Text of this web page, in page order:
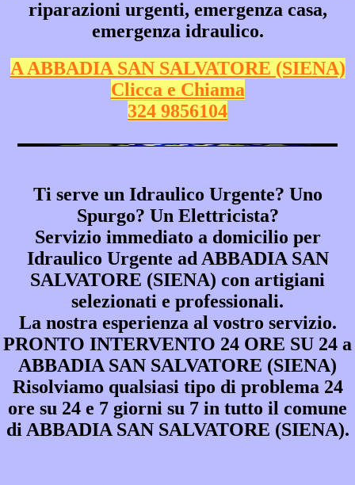
riparazioni urgenti, emergenza casa,
emergenza idraulico.
A ABBADIA SAN SALVATORE (SIENA)
Clicca e Chiama
324 9856104
Ti serve un Idraulico Urgente? Uno
Spurgo? Un Elettricista?
Servizio immediato a domicilio per
Idraulico Urgente ad ABBADIA SAN
SALVATORE (SIENA) con artigiani
selezionati e professionali.
La nostra esperienza al vostro servizio.
PRONTO INTERVENTO 24 ORE SU 24 a
ABBADIA SAN SALVATORE (SIENA)
Risolviamo qualsiasi tipo di problema 24
ore su 24 e 7 giorni su 7 in tutto il comune
di ABBADIA SAN SALVATORE (SIENA).